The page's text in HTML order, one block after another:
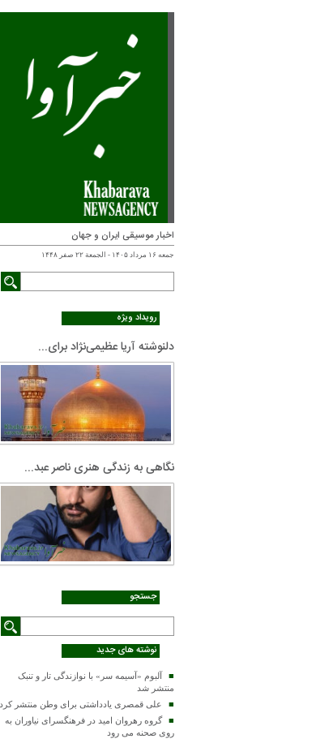
اخبار موسیقی ایران و جهان
جمعه ۱۶ مرداد ۱۴۰۵ - الجمعة ۲۲ صفر ۱۴۴۸
رویداد ویژه
دلنوشته آریا عظیمی‌نژاد برای...
نگاهی به زندگی هنری ناصر عبد...
جستجو
نوشته های جدید
آلبوم «آسیمه سر» با نوازندگی تار و تنبک
منتشر شد
علی قمصری یادداشتی برای وطن منتشر کرد
گروه رهروان امید در فرهنگسرای نیاوران به
روی صحنه می رود